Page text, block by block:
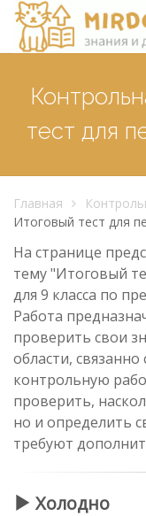
тест для
Главная
Итоговый тест для
На странице
тему "Итоговый
для 9 класса по
Работа
проверить свои
области,
контрольную
проверить,
но и определить
требуют
Холодно